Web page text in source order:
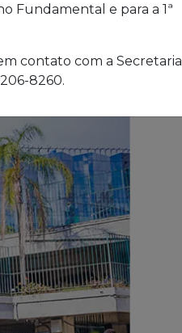
Fundamental e para a 1ª
contato com a Secretaria
8260.